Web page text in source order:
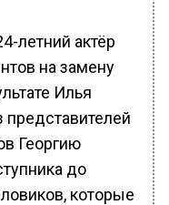
летний актёр
на замену
Илья
Георгию
до
которые